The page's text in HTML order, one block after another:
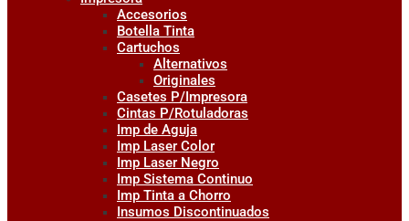
Accesorios
Botella Tinta
Cartuchos
Alternativos
Originales
Casetes P/Impresora
Cintas P/Rotuladoras
Imp de Aguja
Imp Laser Color
Imp Laser Negro
Imp Sistema Continuo
Imp Tinta a Chorro
Insumos Discontinuados